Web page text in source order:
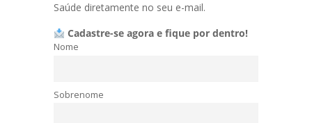
Saúde diretamente no seu e-mail.
Cadastre-se agora e fique por dentro!
Nome
Sobrenome